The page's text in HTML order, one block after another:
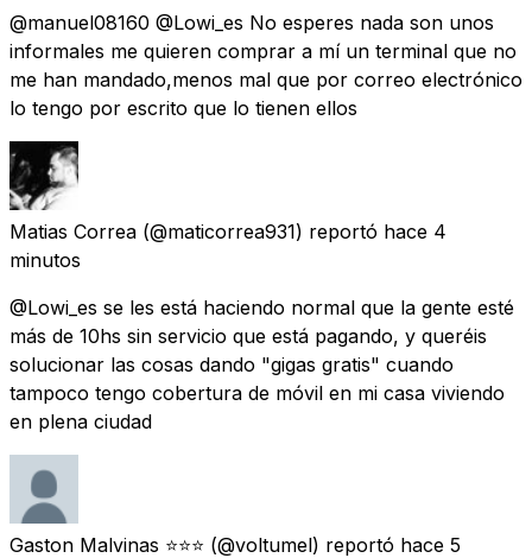
@manuel08160 @Lowi_es No esperes nada son unos
informales me quieren comprar a mí un terminal que no
me han mandado,menos mal que por correo electrónico
lo tengo por escrito que lo tienen ellos
Matias Correa (@maticorrea931) reportó hace 4
minutos
@Lowi_es se les está haciendo normal que la gente esté
más de 10hs sin servicio que está pagando, y queréis
solucionar las cosas dando "gigas gratis" cuando
tampoco tengo cobertura de móvil en mi casa viviendo
en plena ciudad
Gaston Malvinas ⭐️⭐️⭐️ (@voltumel) reportó hace 5